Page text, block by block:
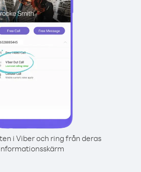
i Viber och ring från deras